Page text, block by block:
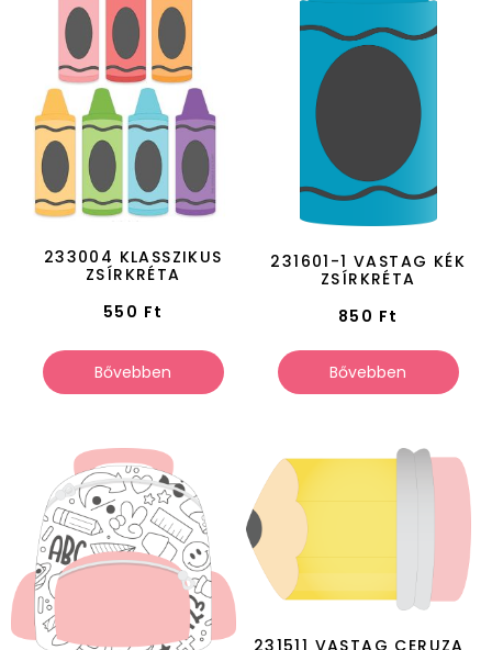
233004 KLASSZIKUS
ZSÍRKRÉTA
550 Ft
Bővebben
231601-1 VASTAG KÉK
ZSÍRKRÉTA
850 Ft
Bővebben
231511 VASTAG CERUZA